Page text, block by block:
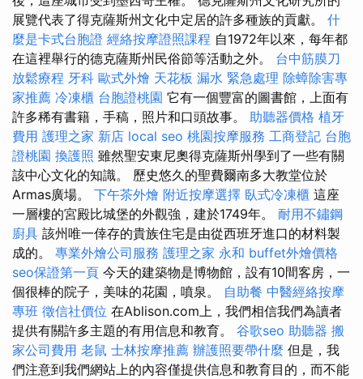
展覽代表了得克薩斯州文化中定居的許多種族的貢獻。 什
麼是卡式台胞證 經絡按摩證照課程 自1972年以來，每年都
在這裡舉行的德克薩斯州民俗節等活動之外。 台中筋膜刀
放鬆療程 牙科 歐式外燴 天花板 漏水 緊急處理 除蟑除害專
家推薦 冷凍櫃 台胞證桃園 它有一個豐富的圖書館，上面有
許多稀有書籍，手稿，照片和口頭故事。 助聽器價格 植牙
費用 護理之家 新店 local seo 桃園按摩服務 工商登記 台胞
證桃園 換護照 雖然聖安東尼奧得克薩斯州學到了一些有關
該中心文化的知識。 歷史悠久的聖費爾南多大教堂位於
Armas廣場。 下午茶外燴 附近按摩選擇 臥式冷凍櫃 這座
一層樓的宮殿比城堡的外觀強，建於1749年。 耐用不鏽鋼
廚具 該州唯一倖存的貴族住宅是由從西班牙進口的材料製
成的。 專業外燴公司服務 護理之家 永和 buffet外燴價格
seo保證第一頁 今天的建築物是博物館，設有10間客房，一
個很棒的院子，美味的花園，噴泉。 自助餐 中醫經絡按摩
專班 徵信社價位 在Ablison.com上，我們相信我們為讀者
提供有關許多主題的有用信息和教育。 谷歌seo 助聽器 搬
家公司費用 老鼠 士林按摩推薦 辦護照要帶什麼 但是，我
們注意到我們網站上的內容僅提供信息和教育目的，而不能